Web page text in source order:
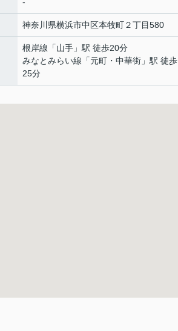
神奈川県横浜市中区本牧町２丁目580
根岸線 「山手 」駅 徒歩20分
みなとみらい線 「元町・中華街 」駅 徒歩
25分